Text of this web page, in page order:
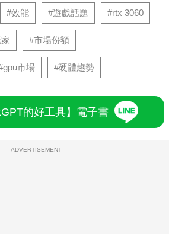
#效能 #遊戲話題 #rtx 3060
#市場份額
市場 #硬體趨勢
的好工具】電子書
ADVERTISEMENT